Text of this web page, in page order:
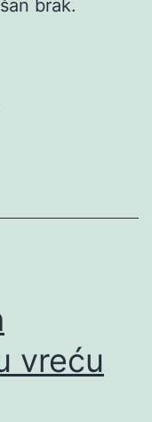
brak.
vreću